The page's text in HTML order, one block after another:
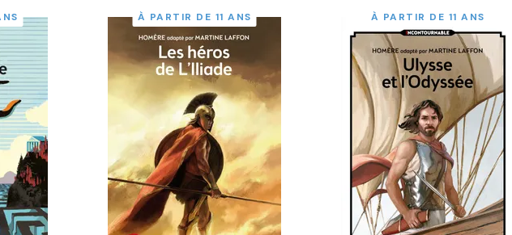
À PARTIR DE 11 ANS À PARTIR DE 11 ANS